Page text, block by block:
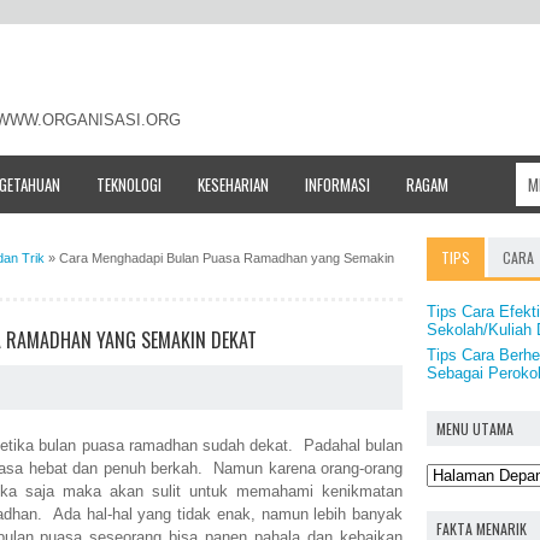
TEKNOLOGI KESEHARIAN INFORMASI RAGAM
Trik » Cara Menghadapi Bulan Puasa Ramadhan yang Semakin
YANG SEMAKIN DEKAT
bulan puasa ramadhan sudah dekat. Padahal bulan
hebat dan penuh berkah. Namun karena orang-orang
saja maka akan sulit untuk memahami kenikmatan
Ada hal-hal yang tidak enak, namun lebih banyak
TIPS CARA
Tips Cara
Sekolah/Kuliah
Tips Cara
Sebagai
MENU UTAMA
FAKTA MENARIK